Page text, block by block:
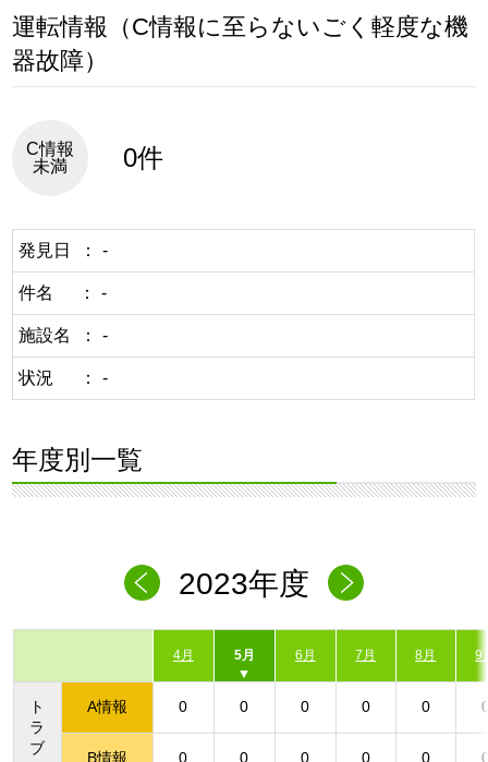
運転情報（C情報に至らないごく軽度な機
器故障）
C情報
未満
0件
発見日 -
件名 -
施設名 -
状況 -
年度別一覧
2023年度
4月 5月 6月 7月 8月 9
ト
ラ
ブ
A情報 0 0 0 0 0
B情報 0 0 0 0 0